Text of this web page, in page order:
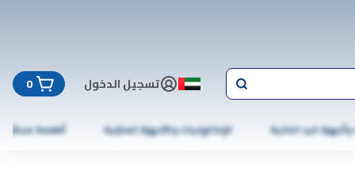
تسجيل الدخول 0
اليد الذكية الإلكترونيات والأجهزة المنزلية أطعمة مجمّدة